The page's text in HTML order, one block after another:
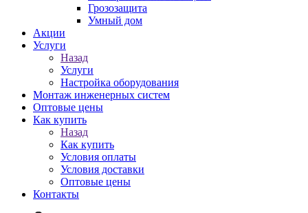
Грозозащита
Умный дом
Акции
Услуги
Назад
Услуги
Настройка оборудования
Монтаж инженерных систем
Оптовые цены
Как купить
Назад
Как купить
Условия оплаты
Условия доставки
Оптовые цены
Контакты